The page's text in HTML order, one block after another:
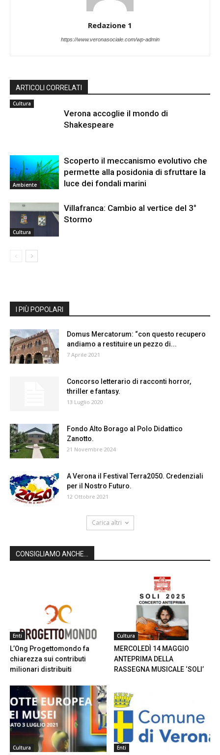
Redazione 1
https://www.veronasociale.com/wp-admin
ARTICOLI CORRELATI
Cultura
Verona accoglie il mondo di
Shakespeare
Ambiente
Scoperto il meccanismo evolutivo che
permette alla posidonia di sfruttare la
luce dei fondali marini
Cultura
Villafranca: Cambio al vertice del 3°
Stormo
I PIÙ POPOLARI
Domus Mercatorum: “con questo recupero
andiamo a restituire un pezzo di...
7 Aprile 2021
Concorso letterario di racconti horror,
thriller e fantasy.
13 Luglio 2020
Fondo Alto Borago al Polo Didattico
Zanotto.
21 Novembre 2024
A Verona il Festival Terra2050. Credenziali
per il Nostro Futuro.
12 Ottobre 2021
Carica altri
CONSIGLIAMO ANCHE...
Enti
L’Ong Progettomondo fa
chiarezza sui contributi
milionari distribuiti
Cultura
MERCOLEDÌ 14 MAGGIO
ANTEPRIMA DELLA
RASSEGNA MUSICALE ‘SOLI’
Cultura Enti